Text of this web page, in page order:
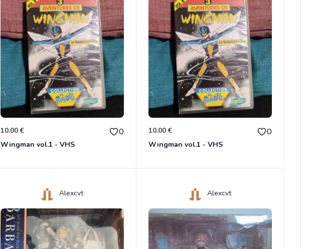
10.00 € 0
Wingman vol.1 - VHS
10.00 € 0
Wingman vol.1 - VHS
Alexcvt Alexcvt